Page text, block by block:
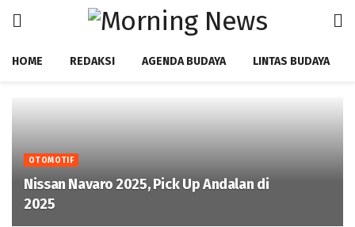
HOME REDAKSI AGENDA BUDAYA LINTAS BUDAYA
OTOMOTIF
Nissan Navaro 2025, Pick Up Andalan di
2025 ‎